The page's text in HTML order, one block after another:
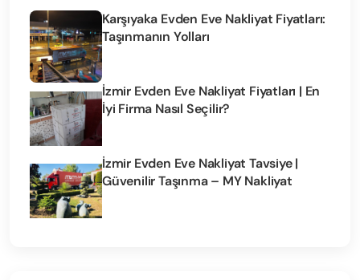
Karşıyaka Evden Eve Nakliyat Fiyatları:
Taşınmanın Yolları
İzmir Evden Eve Nakliyat Fiyatları | En
İyi Firma Nasıl Seçilir?
İzmir Evden Eve Nakliyat Tavsiye |
Güvenilir Taşınma – MY Nakliyat